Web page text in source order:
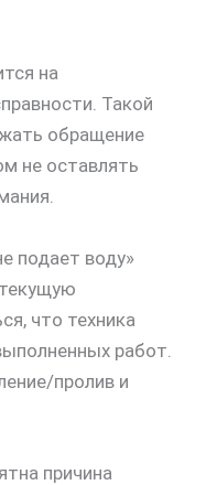
на
Такой
обращение
не оставлять
подает воду»
что техника
работ.
пролив и
причина